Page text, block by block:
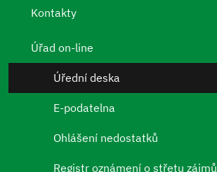
Kontakty
Úřad on-line
Úřední deska
E-podatelna
Ohlášení nedostatků
Registr oznámení o střetu zájmů